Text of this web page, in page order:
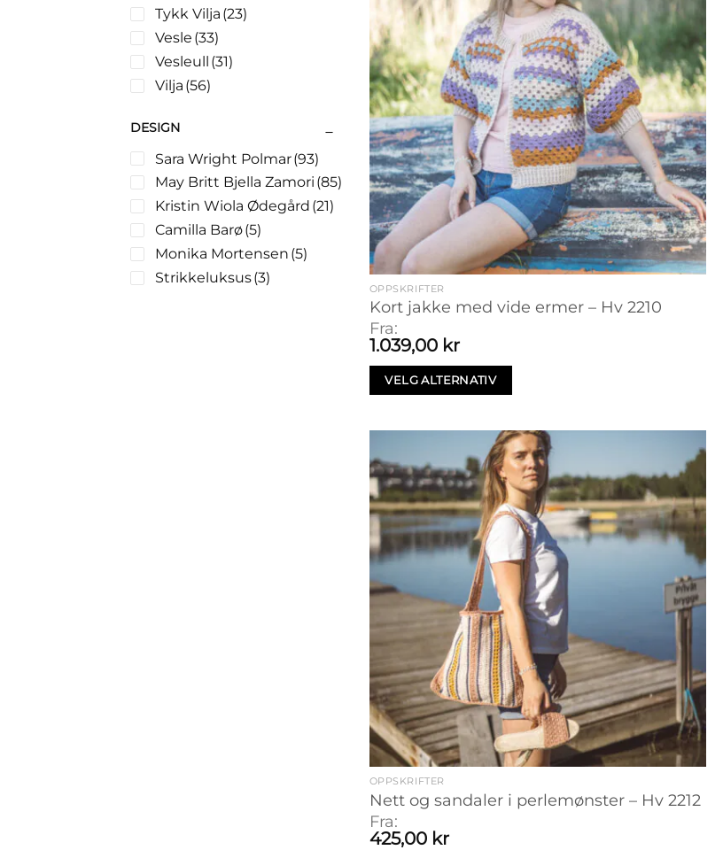
Tykk Vilja (23)
Vesle (33)
Vesleull (31)
Vilja (56)
DESIGN
Sara Wright Polmar(93)
May Britt Bjella Zamori (85)
Kristin Wiola Ødegård (21)
Camilla Barø(5)
Monika Mortensen (5)
Strikkeluksus(3)
OPPSKRIFTER
Kort jakke med vide ermer – Hv 2210
Fra:
1.039,00 kr
VELG ALTERNATIV
OPPSKRIFTER
Nett og sandaler i perlemønster – Hv 2212
Fra:
425,00 kr